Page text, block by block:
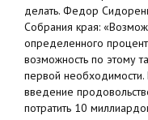
делать. Федор
Собрания края:
определенного
возможность по этому
первой необходимости.
введение
потратить 10